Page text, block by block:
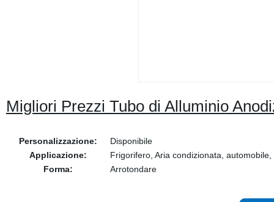
Migliori Prezzi Tubo di Alluminio
Personalizzazione:
Disponibile
Applicazione:
Frigorifero, Aria condizionata,
Forma:
Arrotondare